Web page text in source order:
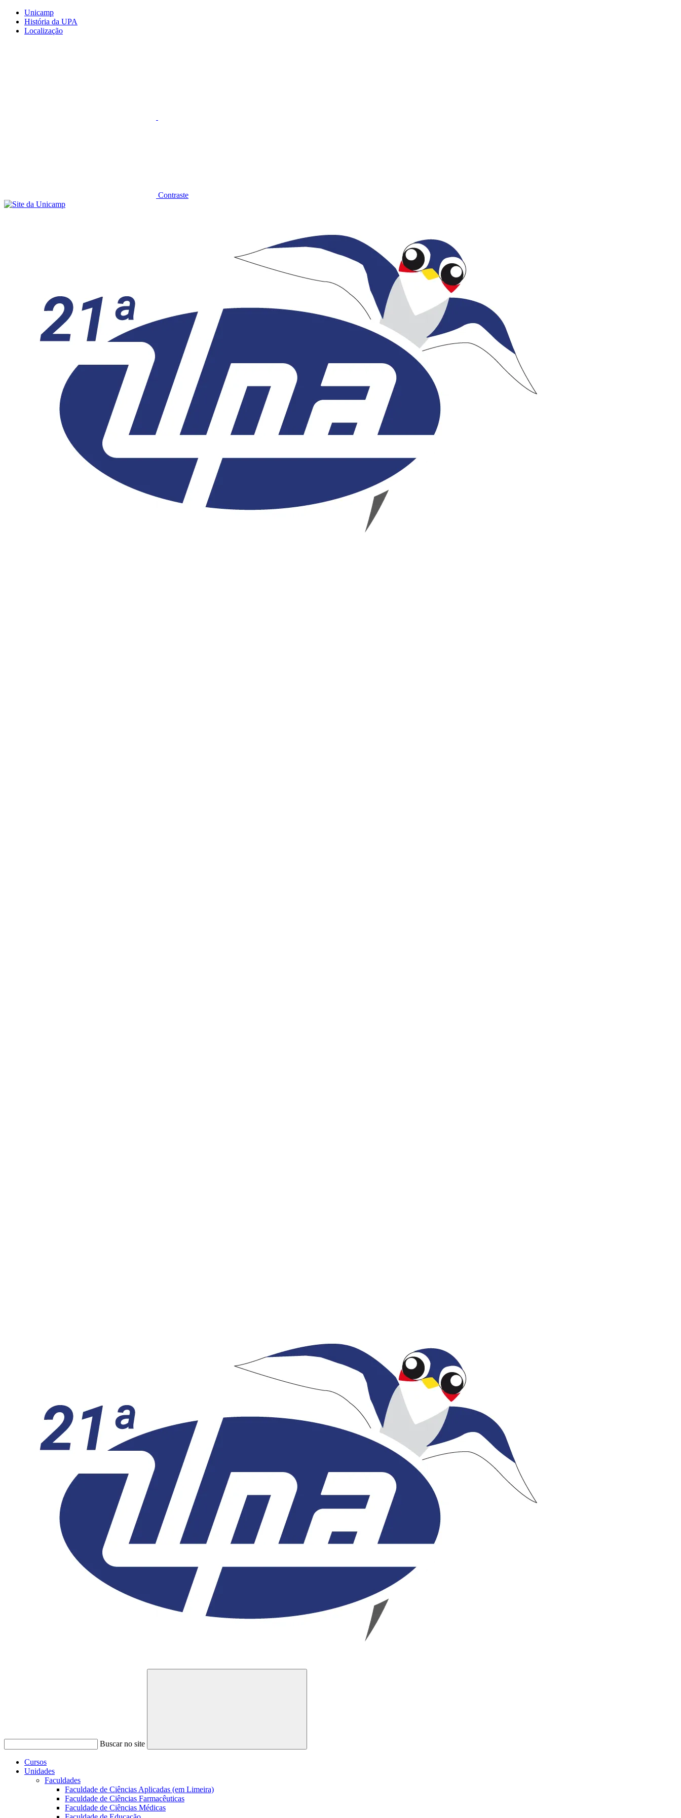
Conteúdo principal
Unicamp
História da UPA
Localização
Contraste
Buscar no site
Buscar
Cursos
Unidades
Faculdades
Faculdade de Ciências Aplicadas (em Limeira)
Faculdade de Ciências Farmacêuticas
Faculdade de Ciências Médicas